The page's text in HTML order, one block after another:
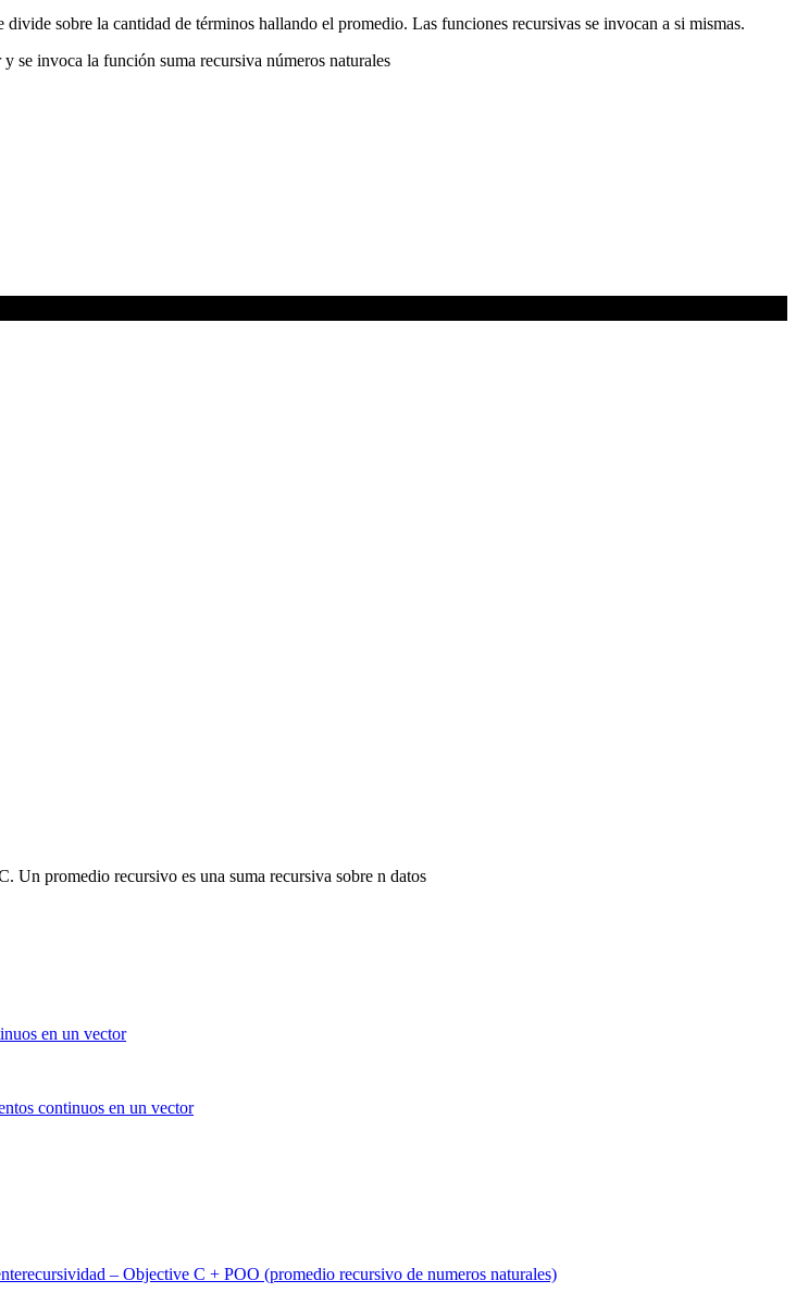
sobre la cantidad de términos hallando el promedio. Las funciones recursivas se invocan a si mismas.
se invoca la función suma recursiva números naturales
Un promedio recursivo es una suma recursiva sobre n datos
recursividad – Objective C + POO (promedio recursivo de numeros naturales)